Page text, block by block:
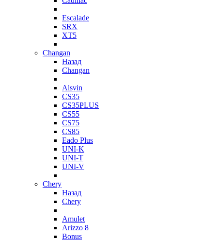
Escalade
SRX
XT5
Changan
Назад
Changan
Alsvin
CS35
CS35PLUS
CS55
CS75
CS85
Eado Plus
UNI-K
UNI-T
UNI-V
Chery
Назад
Chery
Amulet
Arizzo 8
Bonus